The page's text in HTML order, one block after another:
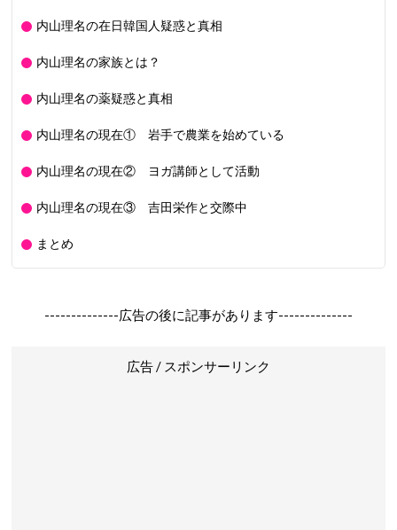
内山理名の在日韓国人疑惑と真相
内山理名の家族とは？
内山理名の薬疑惑と真相
内山理名の現在① 岩手で農業を始めている
内山理名の現在② ヨガ講師として活動
内山理名の現在③ 吉田栄作と交際中
まとめ
--------------広告の後に記事があります--------------
広告 / スポンサーリンク